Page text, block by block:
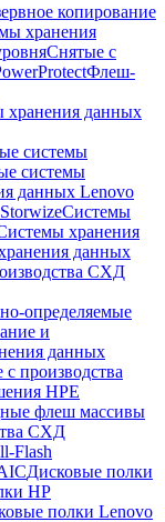
копирование
хранения
Снятые с
Флеш-
хранения данных
системы
системы
данных Lenovo
Системы
хранения
данных
СХД
определяемые
и
данных
производства
HPE
флеш массивы
СХД
Flash
Дисковые полки
HP
полки Lenovo